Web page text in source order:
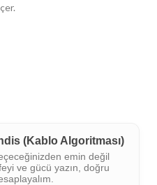
(Kablo Algoritması)
emin değil
ve gücü yazın, doğru